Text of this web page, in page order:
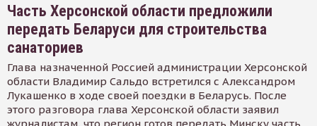
Часть Херсонской области предложили
передать Беларуси для строительства
санаториев
Глава назначенной Россией администрации Херсонской
области Владимир Сальдо встретился с Александром
Лукашенко в ходе своей поездки в Беларусь. После
этого разговора глава Херсонской области заявил